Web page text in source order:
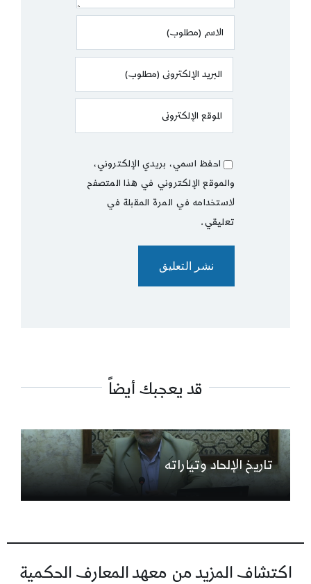
احفظ اسمي، بريدي الإلكتروني،
والموقع الإلكتروني في هذا المتصفح
لاستخدامه في المرة المقبلة في
تعليقي.
قد يعجبك أيضاً
تاريخ الإلحاد وتياراته
اكتشاف المزيد من معهد المعارف الحكمية